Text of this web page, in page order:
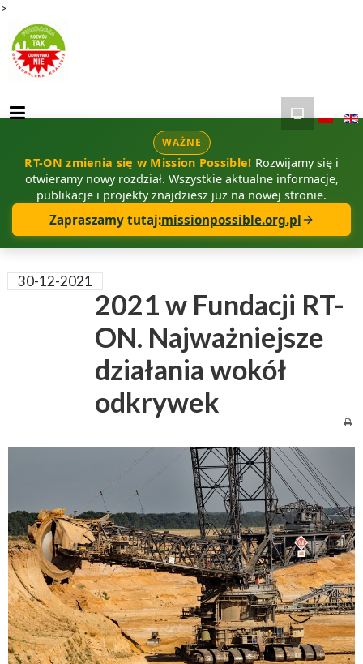
>
WAŻNE
RT-ON zmienia się w Mission Possible! Rozwijamy się i
otwieramy nowy rozdział. Wszystkie aktualne informacje,
publikacje i projekty znajdziesz już na nowej stronie.
Zapraszamy tutaj:missionpossible.org.pl
30-12-2021
2021 w Fundacji RT-
ON. Najważniejsze
działania wokół
odkrywek